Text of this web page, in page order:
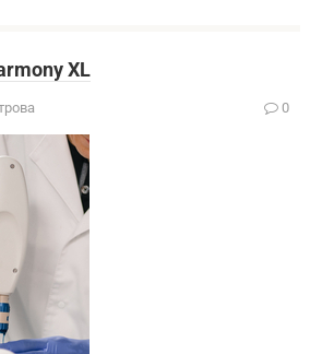
XL
0